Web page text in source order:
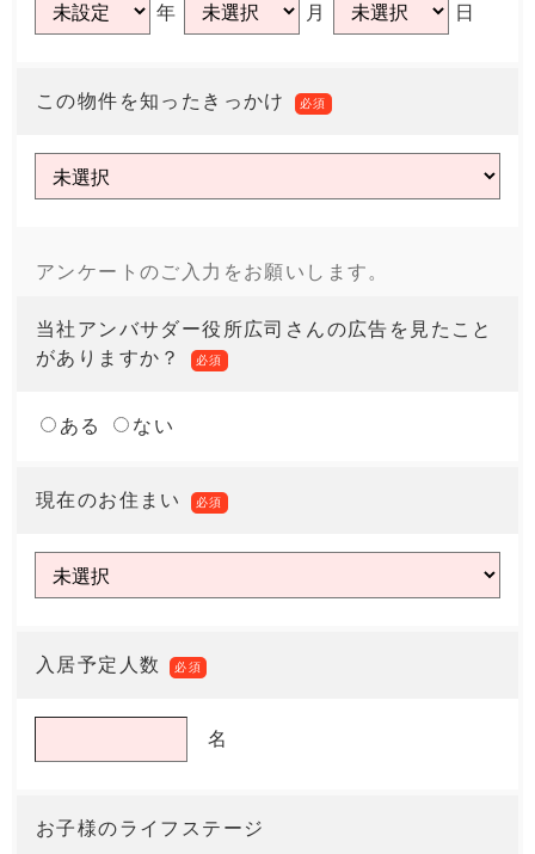
年 月 日
この物件を知ったきっかけ 必須
アンケートのご入力をお願いします。
当社アンバサダー役所広司さんの広告を見たこと
がありますか？
必須
ある ない
現在のお住まい 必須
入居予定人数 必須
名
お子様のライフステージ